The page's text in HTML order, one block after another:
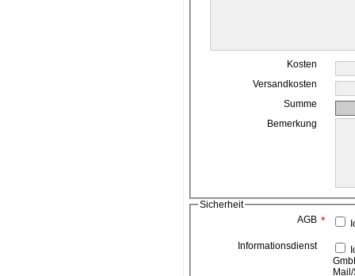
Kosten
Versandkosten
Summe
Bemerkung
Sicherheit
AGB *
Informationsdienst